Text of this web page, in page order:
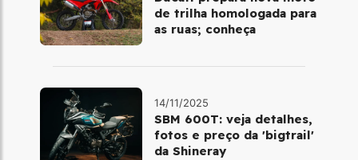
de trilha homologada para
as ruas; conheça
14/11/2025
SBM 600T: veja detalhes,
fotos e preço da 'bigtrail'
da Shineray